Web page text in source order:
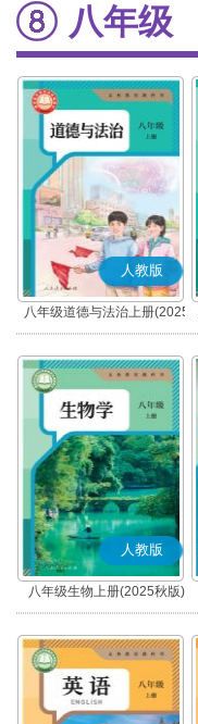
八年级
人教版
八年级道德与法治上册(2025
秋版)(部编版)
人教版
八年级生物上册(2025秋版)